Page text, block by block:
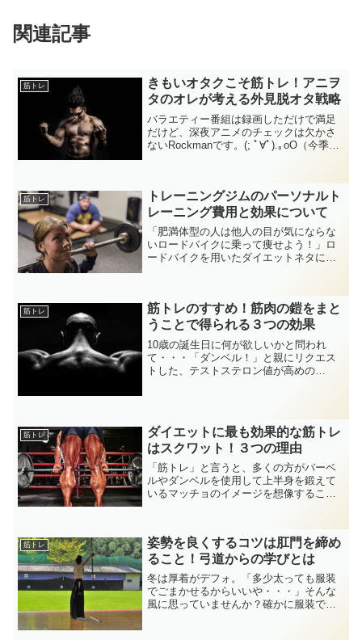
関連記事
筋トレ
きもいオタクこそ筋トレ！アニヲ
タのオレが考える外見脱オタ戦略
バラエティー番組は録画しただけで満足
だけど、深夜アニメのチェックは欠かさ
ないRockmanです。(; ﾟ∀ﾟ).｡oO（今季は
リア充っぽく見えるとある人から指摘さ
れまし...
筋トレ
トレーニングジムのパーソナルト
レーニング費用と効果について
「肥満体型の人は他人の目が気にならな
いロードバイクに乗って痩せよう！」ロ
ードバイクを用いたダイエットネタにつ
数々の失敗を繰り返してきたRockmanが
たどりついた、最善...
筋トレ
筋トレのすすめ！筋肉の鎧をまと
うことで得られる３つの効果
10歳の誕生日に何が欲しいかと問われ
て・・・「ダンベル！」と親にリクエス
トした、テストステロン値が高めの
筋トレ
ダイエットに最も効果的な筋トレ
はスクワット！３つの理由
「筋トレ」と言うと、多くの方がバーベ
ルやダンベルを使用して上半身を鍛えて
いるマッチョのイメージを想像すること
でもない。胴体には内臓や脂肪がつまっ
ており、特に腹筋はペラペ...
筋トレ
姿勢を良くするコツは肛門を締め
ること！弓道からの学びとは
冬は厚着がデフォ。「多少太っても服装
でごまかせるからいいや・・・」そんな
風に思っていませんか？確かに服装でボ